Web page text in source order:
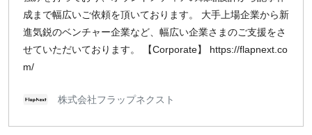
成まで幅広いご依頼を頂いております。 大手上場企業から新
進気鋭のベンチャー企業など、幅広い企業さまのご支援をさ
せていただいております。 【Corporate】 https://flapnext.co
m/
株式会社フラップネクスト